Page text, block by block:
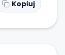
Kopiuj